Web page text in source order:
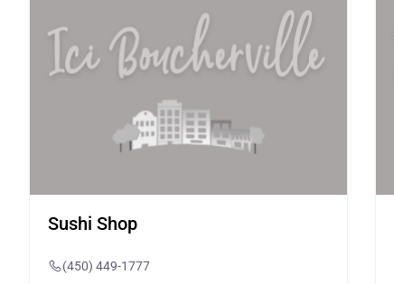
Sushi Shop
(450) 449-1777